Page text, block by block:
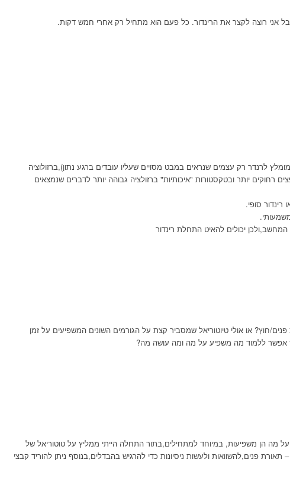
לרנדר רק עצמים שנראים במבט מסויים שעליו עובדים ברגע נתון),ברזולוציה
יותר ובטקסטורות "איכותיות" ברזולציה גבוהה יותר לדברים שנמצאים
סופי.
יכולים להאיט התחלת רינדור
חוץ? או אולי טיוטוריאל שמסביר קצת על הגורמים השונים המשפיעים על זמן
אפשר ללמוד מה משפיע על מה ומה עושה מה?
מה הן משפיעות, במיוחד למתחילים,בתור התחלה הייתי ממליץ על טוטוריאל של
פנים,להשוואות ולעשות ניסיונות כדי להרגיש בהבדלים,בנוסף ניתן להוריד קבצי